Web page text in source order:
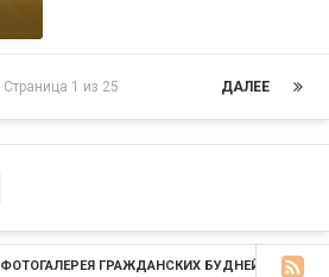
ДАЛЕЕ
Страница 1 из 25
ФОТОГАЛЕРЕЯ ГРАЖДАНСКИХ БУДНЕЙ